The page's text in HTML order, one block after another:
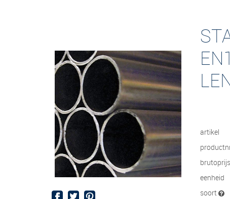
artikel
brutoprijs
eenheid
soort